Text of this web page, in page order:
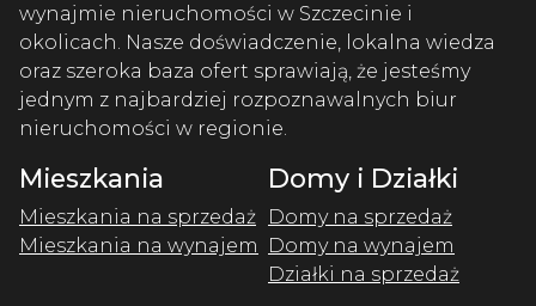
wynajmie nieruchomości w Szczecinie i
okolicach. Nasze doświadczenie, lokalna wiedza
oraz szeroka baza ofert sprawiają, że jesteśmy
jednym z najbardziej rozpoznawalnych biur
nieruchomości w regionie.
Mieszkania
Mieszkania na sprzedaż
Mieszkania na wynajem
Domy i Działki
Domy na sprzedaż
Domy na wynajem
Działki na sprzedaż